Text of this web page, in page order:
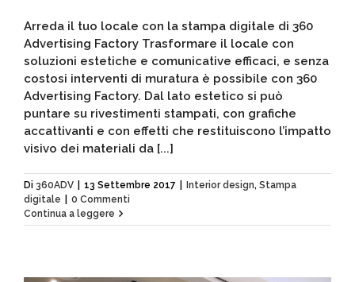
Arreda il tuo locale con la stampa digitale di 360
Advertising Factory Trasformare il locale con
soluzioni estetiche e comunicative efficaci, e senza
costosi interventi di muratura è possibile con 360
Advertising Factory. Dal lato estetico si può
puntare su rivestimenti stampati, con grafiche
accattivanti e con effetti che restituiscono l’impatto
visivo dei materiali da [...]
Di 360ADV 13 Settembre 2017 Interior design, Stampa
digitale
0 Commenti
Continua a leggere